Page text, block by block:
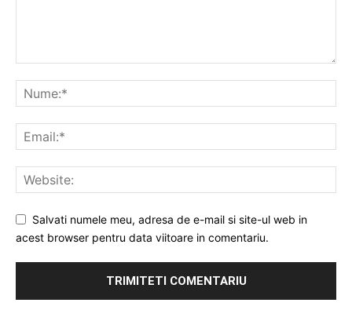
Salvati numele meu, adresa de e-mail si site-ul web in
acest browser pentru data viitoare in comentariu.